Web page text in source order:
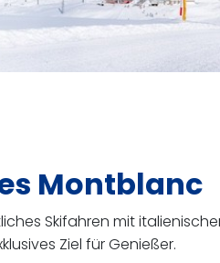
Montblanc
Skifahren mit
Ziel für Genießer.